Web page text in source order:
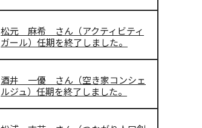
松元 麻希 さん（アクティビティ
ガール）任期を終了しました。
酒井 一優 さん（空き家コンシェ
ルジュ）任期を終了しました。